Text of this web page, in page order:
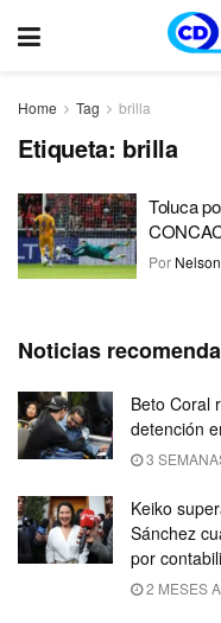
Home Tag brilla
Etiqueta: brilla
Toluca
Por
Noticias
Beto Coral
detención
3
Keiko
Sánchez
por
2 MESES